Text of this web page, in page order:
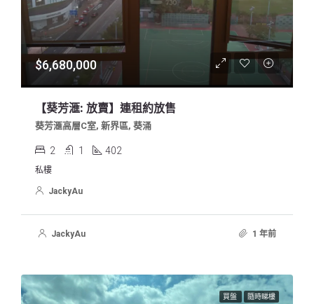
$6,680,000
【葵芳滙: 放賣】連租約放售
葵芳滙高層C室, 新界區, 葵涌
2 1 402
私樓
JackyAu
JackyAu 1 年前
買盤 隨時睇樓